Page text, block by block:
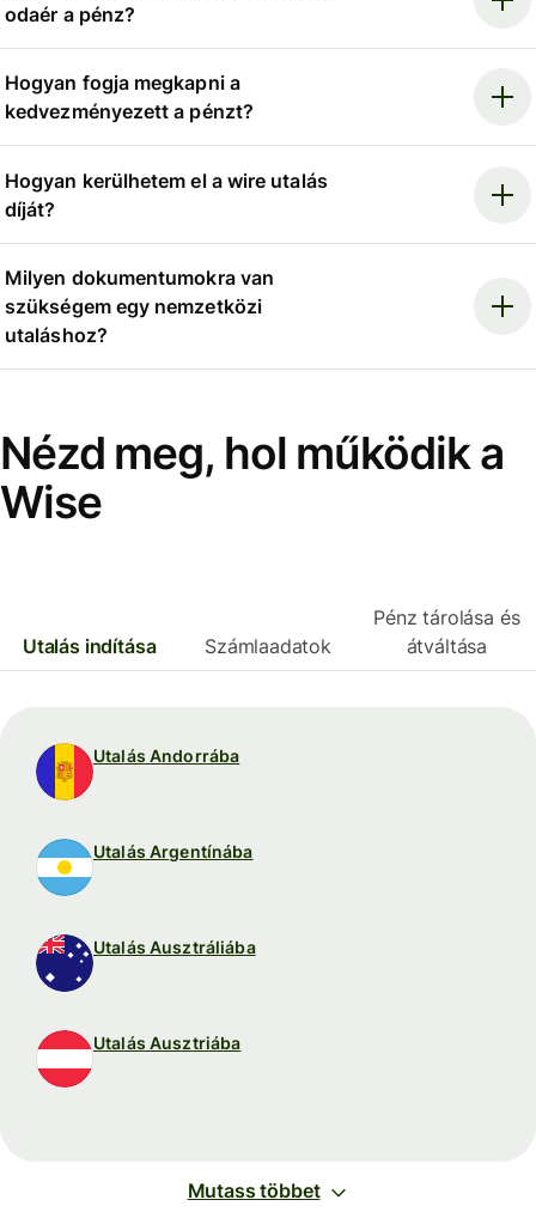
odaér a pénz?
Hogyan fogja megkapni a
kedvezményezett a pénzt?
Hogyan kerülhetem el a wire utalás
díját?
Milyen dokumentumokra van
szükségem egy nemzetközi
utaláshoz?
Nézd meg, hol működik a
Wise
Utalás indítása Számlaadatok
Pénz tárolása és
átváltása
Utalás Andorrába
Utalás Argentínába
Utalás Ausztráliába
Utalás Ausztriába
Mutass többet